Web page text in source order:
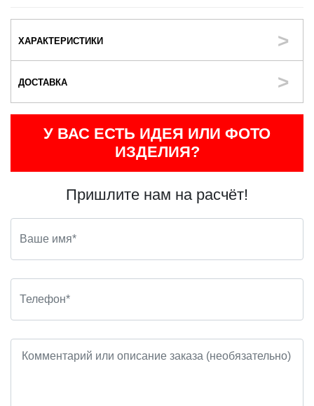
ХАРАКТЕРИСТИКИ
ДОСТАВКА
У ВАС ЕСТЬ ИДЕЯ ИЛИ ФОТО
ИЗДЕЛИЯ?
Пришлите нам на расчёт!